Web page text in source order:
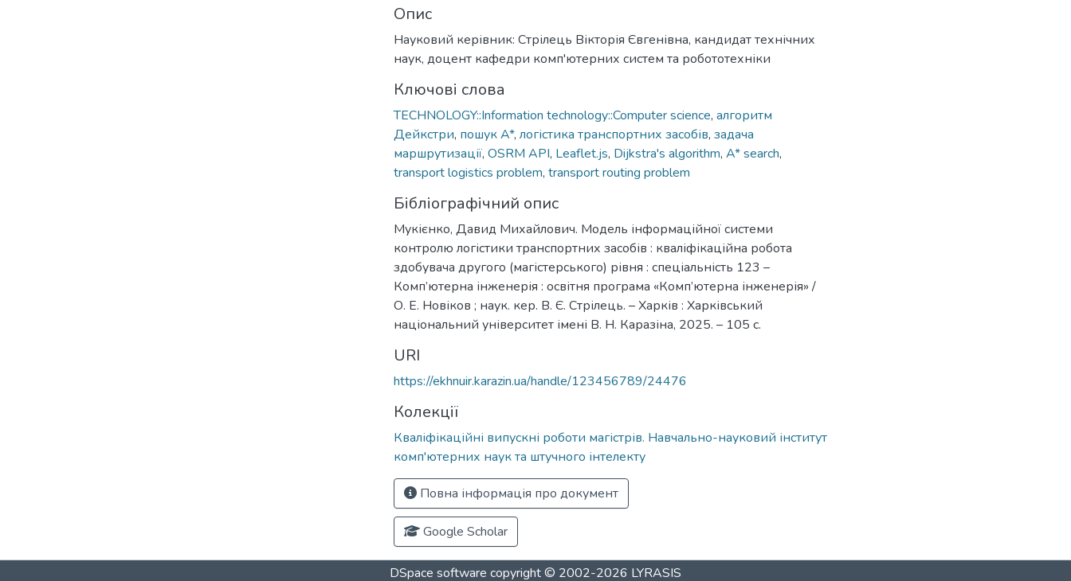
Опис
Науковий керівник: Стрілець Вікторія Євгенівна, кандидат технічних
наук, доцент кафедри комп'ютерних систем та робототехніки
Ключові слова
TECHNOLOGY::Information technology::Computer science, алгоритм
Дейкстри, пошук A*, логістика транспортних засобів, задача
маршрутизації, OSRM API, Leaflet.js, Dijkstra's algorithm, A* search,
transport logistics problem, transport routing problem
Бібліографічний опис
Мукієнко, Давид Михайлович. Модель інформаційної системи
контролю логістики транспортних засобів : кваліфікаційна робота
здобувача другого (магістерського) рівня : спеціальність 123 –
Комп’ютерна інженерія : освітня програма «Комп’ютерна інженерія» /
О. Е. Новіков ; наук. кер. В. Є. Стрілець. – Харків : Харківський
національний університет імені В. Н. Каразіна, 2025. – 105 с.
URI
https://ekhnuir.karazin.ua/handle/123456789/24476
Колекції
Кваліфікаційні випускні роботи магістрів. Навчально-науковий інститут
комп'ютерних наук та штучного інтелекту
Повна інформація про документ
Google Scholar
DSpace software copyright © 2002-2026 LYRASIS